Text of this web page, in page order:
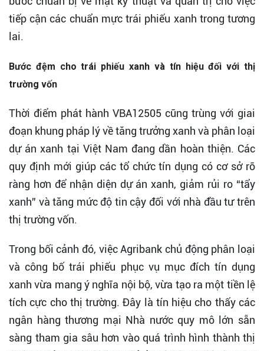
tiếp cận các chuẩn mực trái phiếu xanh trong tương
lai.
Bước đệm cho trái phiếu xanh và tín hiệu đối với thị
trường vốn
Thời điểm phát hành VBA12505 cũng trùng với giai
đoạn khung pháp lý về tăng trưởng xanh và phân loại
dự án xanh tại Việt Nam đang dần hoàn thiện. Các
quy định mới giúp các tổ chức tín dụng có cơ sở rõ
ràng hơn để nhận diện dự án xanh, giảm rủi ro “tẩy
xanh” và tăng mức độ tin cậy đối với nhà đầu tư trên
thị trường vốn.
Trong bối cảnh đó, việc Agribank chủ động phân loại
và công bố trái phiếu phục vụ mục đích tín dụng
xanh vừa mang ý nghĩa nội bộ, vừa tạo ra một tiền lệ
tích cực cho thị trường. Đây là tín hiệu cho thấy các
ngân hàng thương mại Nhà nước quy mô lớn sẵn
sàng tham gia sâu hơn vào quá trình hình thành thị